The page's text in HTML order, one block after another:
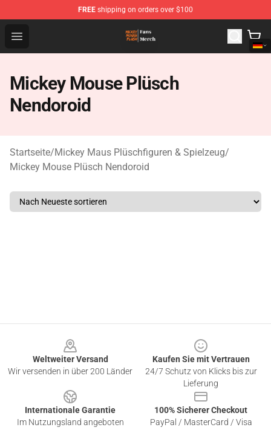
FREE shipping on orders over $100
Open menu
Mickey Mouse Plush Shop - The Best Store of Mickey
Mickey Mouse Plüsch
Nendoroid
Startseite/Mickey Maus Plüschfiguren & Spielzeug/
Mickey Mouse Plüsch Nendoroid
Weltweiter Versand
Wir versenden in über 200 Länder
Kaufen Sie mit Vertrauen
24/7 Schutz von Klicks bis zur
Lieferung
Internationale Garantie
Im Nutzungsland angeboten
100% Sicherer Checkout
PayPal / MasterCard / Visa